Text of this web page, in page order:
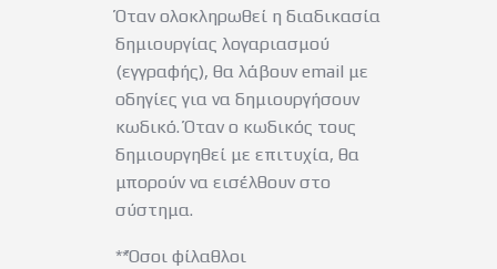
Όταν ολοκληρωθεί η διαδικασία
δημιουργίας λογαριασμού
(εγγραφής), θα λάβουν email με
οδηγίες για να δημιουργήσουν
κωδικό. Όταν ο κωδικός τους
δημιουργηθεί με επιτυχία, θα
μπορούν να εισέλθουν στο
σύστημα.
**Όσοι φίλαθλοι